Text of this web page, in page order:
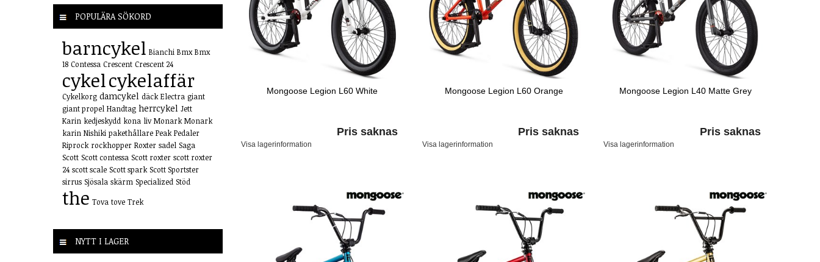
POPULÄRA SÖKORD
barncykel Bianchi Bmx Bmx
18 Contessa Crescent Crescent 24
cykelcykelaffär
Cykelkorg damcykel däck Electra giant
giant propel Handtag herrcykel Jett
Karin kedjeskydd kona liv Monark Monark
karin Nishiki pakethållare Peak Pedaler
Riprock rockhopper Roxter sadel Saga
Scott Scott contessa Scott roxter scott roxter
24 scott scale Scott spark Scott Sportster
sirrus Sjösala skärm Specialized Stöd
the Tova tove Trek
NYTT I LAGER
Mongoose Legion L60 White
Pris saknas
Visa lagerinformation
Mongoose Legion L60 Orange
Pris saknas
Visa lagerinformation
Mongoose Legion L40 Matte Grey
Pris saknas
Visa lagerinformation